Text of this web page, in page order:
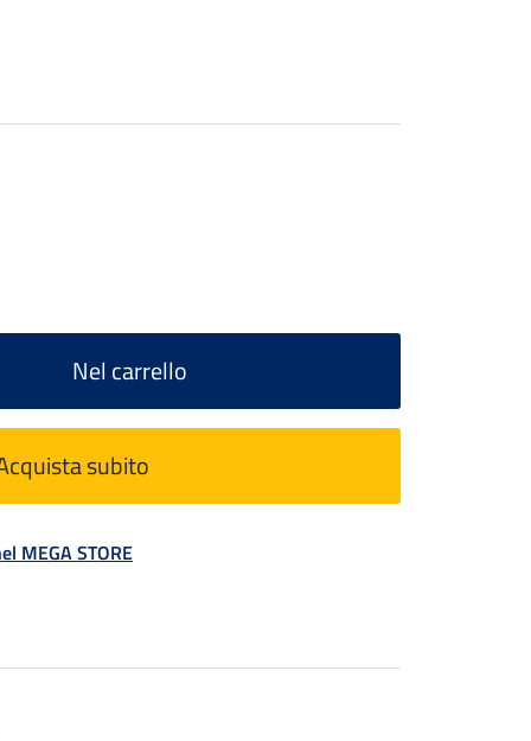
Nel carrello
subito
MEGA STORE